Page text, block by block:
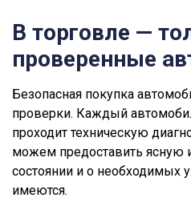
В торговле —
проверенные
Безопасная покупка
проверки. Каждый
проходит техническую
можем предоставить ясную
состоянии и о необходимых
имеются.